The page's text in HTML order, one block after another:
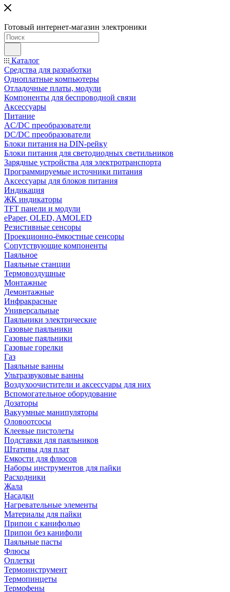
Готовый интернет-магазин электроники
Каталог
Средства для разработки
Одноплатные компьютеры
Отладочные платы, модули
Компоненты для беспроводной связи
Аксессуары
Питание
AC/DC преобразователи
DC/DC преобразователи
Блоки питания на DIN-рейку
Блоки питания для светодиодных светильников
Зарядные устройства для электротранспорта
Программируемые источники питания
Аксессуары для блоков питания
Индикация
ЖК индикаторы
TFT панели и модули
ePaper, OLED, AMOLED
Резистивные сенсоры
Проекционно-ёмкостные сенсоры
Сопутствующие компоненты
Паяльное
Паяльные станции
Термовоздушные
Монтажные
Демонтажные
Инфракрасные
Универсальные
Паяльники электрические
Газовые паяльники
Газовые паяльники
Газовые горелки
Газ
Паяльные ванны
Ультразвуковые ванны
Воздухоочистители и аксессуары для них
Вспомогательное оборудование
Дозаторы
Вакуумные манипуляторы
Оловоотсосы
Клеевые пистолеты
Подставки для паяльников
Штативы для плат
Емкости для флюсов
Наборы инструментов для пайки
Расходники
Жала
Насадки
Нагревательные элементы
Материалы для пайки
Припои с канифолью
Припои без канифоли
Паяльные пасты
Флюсы
Оплетки
Термоинструмент
Термопинцеты
Термофены